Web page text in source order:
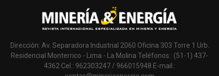
Dirección: Av. Separadora Industrial 2060 Oficina 303 Torre 1 Urb.
Residencial Monterrico - Lima - La Molina Teléfonos.: (51-1) 437-
4362 Cel.: 962303247 / 966015948 E-mail.: